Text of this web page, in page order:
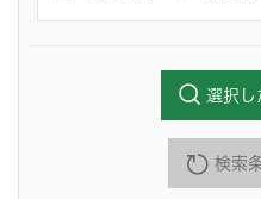
検索
選択し